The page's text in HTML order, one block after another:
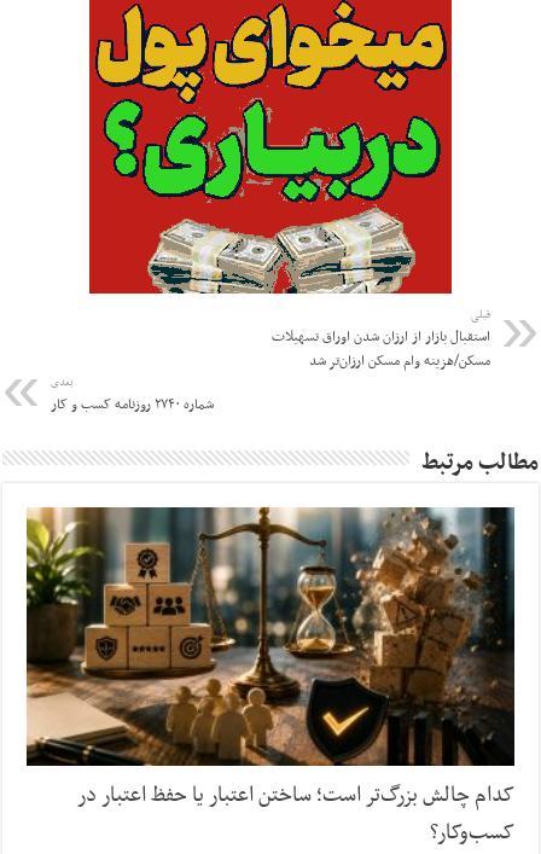
قبلی
استقبال بازار از ارزان شدن اوراق تسهیلات
مسکن/هزینه وام مسکن ارزان‌تر شد
بعدی
شماره ۲۷۴۰ روزنامه کسب و کار
مطالب مرتبط
کدام چالش بزرگ‌تر است؛ ساختن اعتبار یا حفظ اعتبار در
کسب‌وکار؟